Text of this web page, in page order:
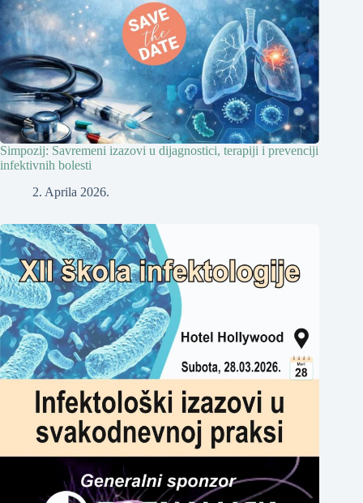
Simpozij: Savremeni izazovi u dijagnostici, terapiji i prevenciji
infektivnih bolesti
2. Aprila 2026.